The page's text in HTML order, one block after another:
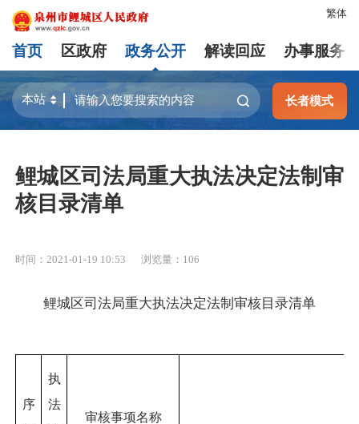
繁体
首页 区政府 政务公开 解读回应 办事服务
长者模式
鲤城区司法局重大执法决定法制审
核目录清单
时间：2021-01-19 10:53 浏览量： 106
鲤城区司法局重大执法决定法制审核目录清单
序
执
法
审核事项名称